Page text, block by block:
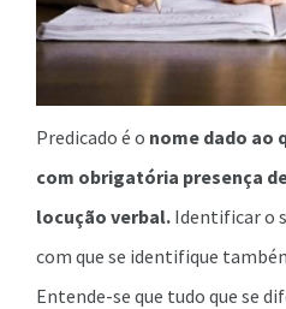
Predicado é o nome dado ao
com obrigatória presença
locução verbal. Identificar o
com que se identifique
Entende-se que tudo que se